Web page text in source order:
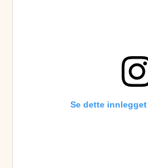
Se dette